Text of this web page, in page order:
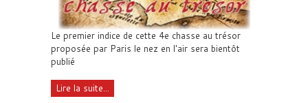
Le premier indice de cette 4e chasse au trésor
proposée par Paris le nez en l'air sera bientôt
publié
Lire la suite...